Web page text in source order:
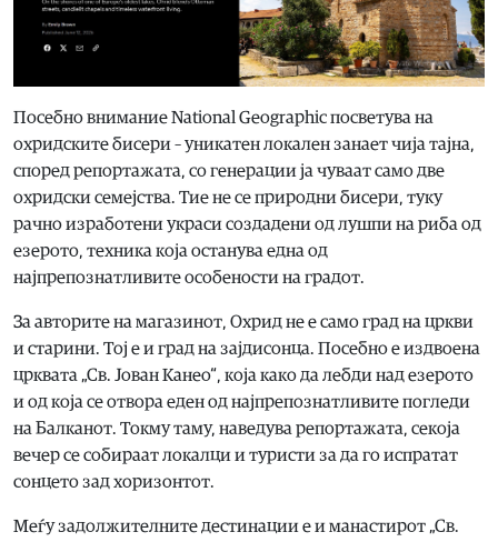
Посебно внимание National Geographic посветува на
охридските бисери – уникатен локален занает чија тајна,
според репортажата, со генерации ја чуваат само две
охридски семејства. Тие не се природни бисери, туку
рачно изработени украси создадени од лушпи на риба од
езерото, техника која останува една од
најпрепознатливите особености на градот.
За авторите на магазинот, Охрид не е само град на цркви
и старини. Тој е и град на зајдисонца. Посебно е издвоена
црквата „Св. Јован Канео“, која како да лебди над езерото
и од која се отвора еден од најпрепознатливите погледи
на Балканот. Токму таму, наведува репортажата, секоја
вечер се собираат локалци и туристи за да го испратат
сонцето зад хоризонтот.
Меѓу задолжителните дестинации е и манастирот „Св.